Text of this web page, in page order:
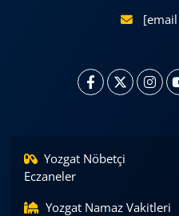
Yozgat Nöbetçi
Eczaneler
Yozgat Namaz Vakitleri